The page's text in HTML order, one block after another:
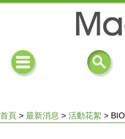
首頁 > 最新消息 > 活動花絮 >